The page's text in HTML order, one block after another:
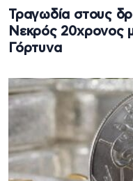
Τραγωδία στους
Νεκρός 20χρονος
Γόρτυνα